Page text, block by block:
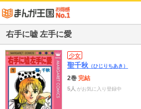
右手に嘘 左手に愛
少女
聖千秋 （ひじりちあき）
2巻 完結
5人 がお気に入り登録中